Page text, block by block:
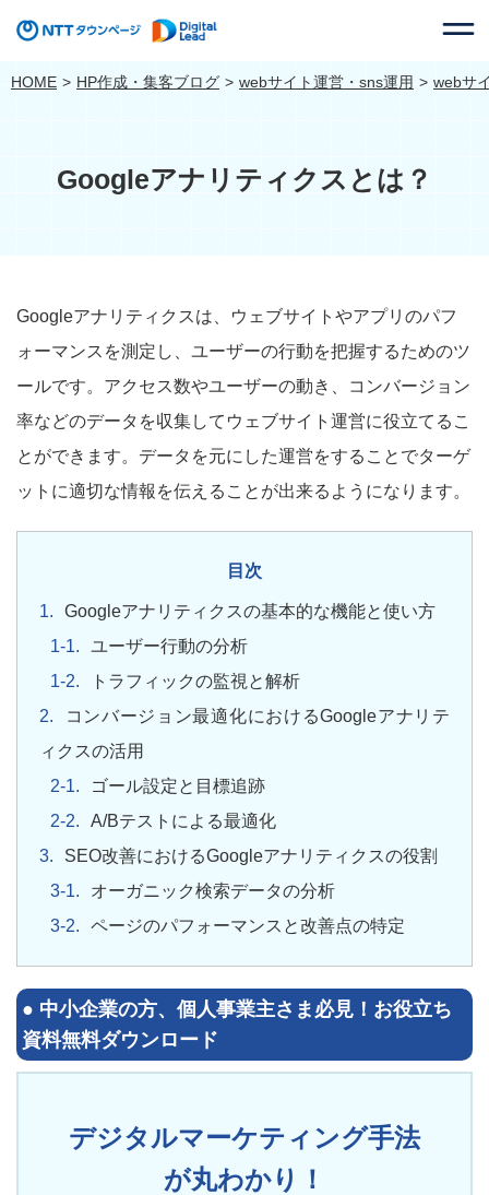
HOME HP作成・集客ブログ webサイト運営・sns運用 webサ
Googleアナリティクスとは？
Googleアナリティクスは、ウェブサイトやアプリのパフ
ォーマンスを測定し、ユーザーの行動を把握するためのツ
ールです。アクセス数やユーザーの動き、コンバージョン
率などのデータを収集してウェブサイト運営に役立てるこ
とができます。データを元にした運営をすることでターゲ
ットに適切な情報を伝えることが出来るようになります。
目次
Googleアナリティクスの基本的な機能と使い方
ユーザー行動の分析
トラフィックの監視と解析
コンバージョン最適化におけるGoogleアナリテ
ィクスの活用
ゴール設定と目標追跡
A/Bテストによる最適化
SEO改善におけるGoogleアナリティクスの役割
オーガニック検索データの分析
ページのパフォーマンスと改善点の特定
● 中小企業の方、個人事業主さま必見！ お役立ち
資料無料ダウンロード
デジタルマーケティング手法
が丸わかり！